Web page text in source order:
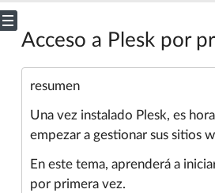
Acceso a Plesk por
resumen
Una vez instalado Plesk, es
empezar a gestionar sus sitios
En este tema, aprenderá a
por primera vez.